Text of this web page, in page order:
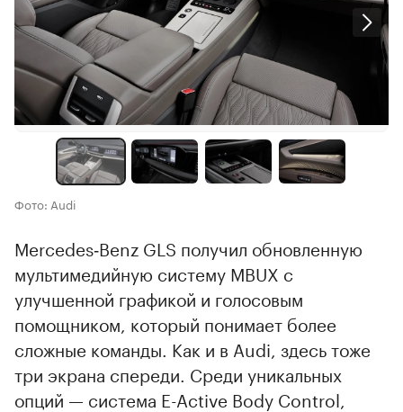
Фото: Audi
Mercedes‑Benz GLS получил обновленную
мультимедийную систему MBUX с
улучшенной графикой и голосовым
помощником, который понимает более
сложные команды. Как и в Audi, здесь тоже
три экрана спереди. Среди уникальных
опций — система E-Active Body Control,